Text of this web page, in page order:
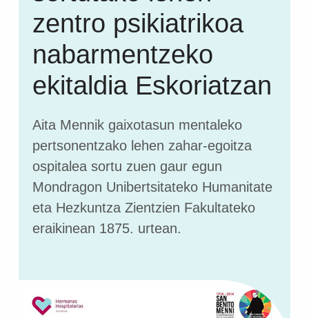
zentro psikiatrikoa
nabarmentzeko
ekitaldia Eskoriatzan
Aita Mennik gaixotasun mentaleko
pertsonentzako lehen zahar-egoitza
ospitalea sortu zuen gaur egun
Mondragon Unibertsitateko Humanitate
eta Hezkuntza Zientzien Fakultateko
eraikinean 1875. urtean.